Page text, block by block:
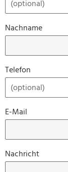
Nachname
Telefon
E-Mail
Nachricht